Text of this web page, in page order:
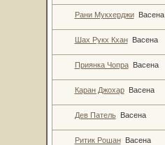
Рани Мукхерджи Васена
Шах Рукх Кхан Васена
Приянка Чопра Васена
Каран Джохар Васена
Дев Патель Васена
Ритик Рошан Васена